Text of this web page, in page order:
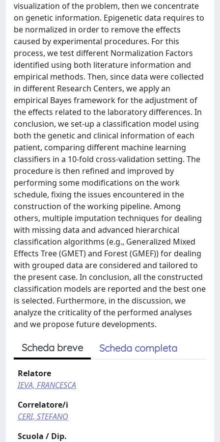
visualization of the problem, then we concentrate
on genetic information. Epigenetic data requires to
be normalized in order to remove the effects
caused by experimental procedures. For this
process, we test different Normalization Factors
identified using both literature information and
empirical methods. Then, since data were collected
in different Research Centers, we apply an
empirical Bayes framework for the adjustment of
the effects related to the laboratory differences. In
conclusion, we set-up a classification model using
both the genetic and clinical information of each
patient, comparing different machine learning
classifiers in a 10-fold cross-validation setting. The
procedure is then refined and improved by
performing some modifications on the work
schedule, fixing the issues encountered in the
construction of the working pipeline. Among
others, multiple imputation techniques for dealing
with missing data and advanced hierarchical
classification algorithms (e.g., Generalized Mixed
Effects Tree (GMET) and Forest (GMEF)) for dealing
with grouped data are considered and tailored to
the present case. In conclusion, all the constructed
classification models are reported and the best one
is selected. Furthermore, in the discussion, we
analyze the criticality of the performed analyses
and we propose future developments.
Scheda breve Scheda completa
Relatore
IEVA, FRANCESCA
Correlatore/i
CERI, STEFANO
Scuola / Dip.